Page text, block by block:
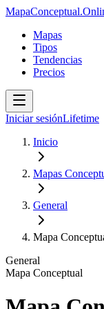
Mapas
Tipos
Tendencias
Precios
Iniciar sesiónLifetime
Inicio
Mapas
General
Mapa
General
Mapa Conceptual